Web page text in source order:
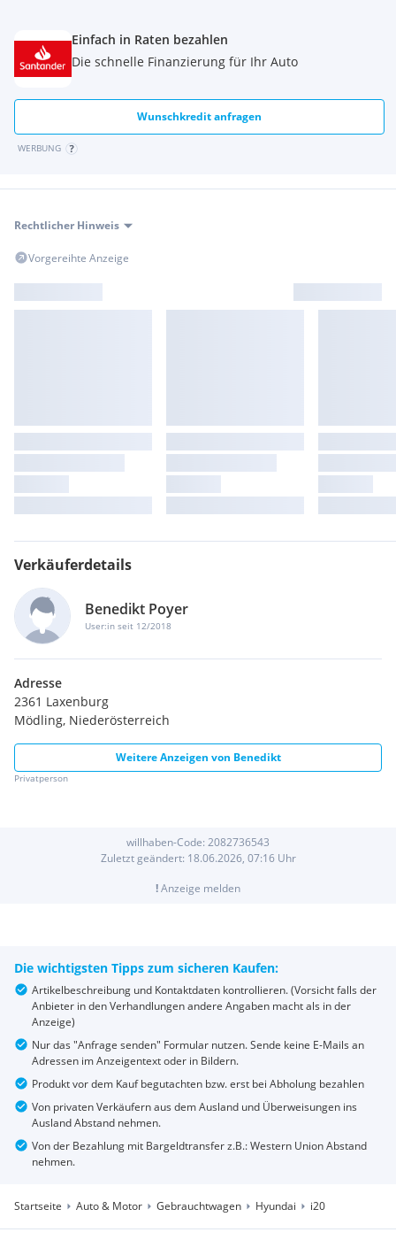
Einfach in Raten bezahlen
Die schnelle Finanzierung für Ihr Auto
Wunschkredit anfragen
WERBUNG
Rechtlicher Hinweis
Vorgereihte Anzeige
Verkäuferdetails
Benedikt Poyer
User:in seit 12/2018
Adresse
2361 Laxenburg
Mödling, Niederösterreich
Weitere Anzeigen von Benedikt
Privatperson
willhaben-Code: 2082736543
Zuletzt geändert: 18.06.2026, 07:16Uhr
!Anzeige melden
Die wichtigsten Tipps zum sicheren Kaufen:
Artikelbeschreibung und Kontaktdaten kontrollieren. (Vorsicht falls der
Anbieter in den Verhandlungen andere Angaben macht als in der
Anzeige)
Nur das "Anfrage senden" Formular nutzen. Sende keine E-Mails an
Adressen im Anzeigentext oder in Bildern.
Produkt vor dem Kauf begutachten bzw. erst bei Abholung bezahlen
Von privaten Verkäufern aus dem Ausland und Überweisungen ins
Ausland Abstand nehmen.
Von der Bezahlung mit Bargeldtransfer z.B.: Western Union Abstand
nehmen.
Startseite Auto & Motor Gebrauchtwagen Hyundai i20